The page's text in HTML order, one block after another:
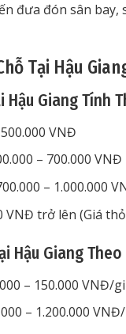
đưa đón sân
Tại Hậu
Hậu Giang Tính
VNĐ
– 700.000 VNĐ
– 1.000.000
VNĐ trở lên (Giá
Hậu Giang
– 150.000 VNĐ/
– 1.200.000